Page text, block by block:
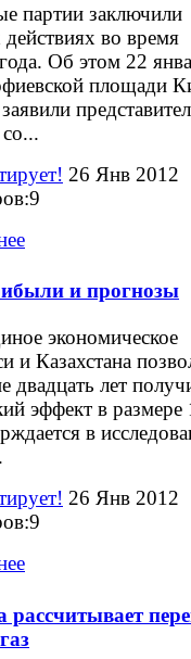
партии заключили
во время
Об этом 22
площади
26 Янв 2012
и прогнозы
экономическое
и Казахстана
лет
эффект в размере
в
26 Янв 2012